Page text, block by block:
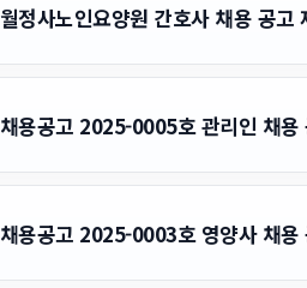
월정사노인요양원 간호사 채용 공
채용공고 2025-0005호 관리인 채용
채용공고 2025-0003호 영양사 채용